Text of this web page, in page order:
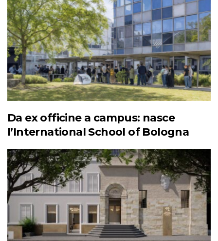
Da ex officine a campus: nasce
l’International School of Bologna